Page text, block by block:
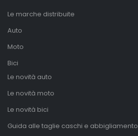
Le marche distribuite
Auto
Moto
Bici
Le novità auto
Le novità moto
Le novità bici
Guida alle taglie caschi e abbigliamento